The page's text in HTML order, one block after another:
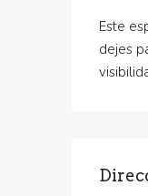
Este
dejes